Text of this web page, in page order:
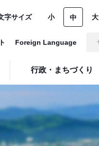
行政・まちづくり
字サイズ 小 中 大
Foreign Language